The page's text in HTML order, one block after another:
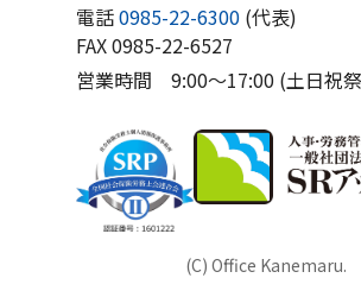
電話0985-22-6300 (代表)
FAX 0985-22-6527
営業時間 9:00〜17:00 (土日祝
(C) Office Kanemaru.